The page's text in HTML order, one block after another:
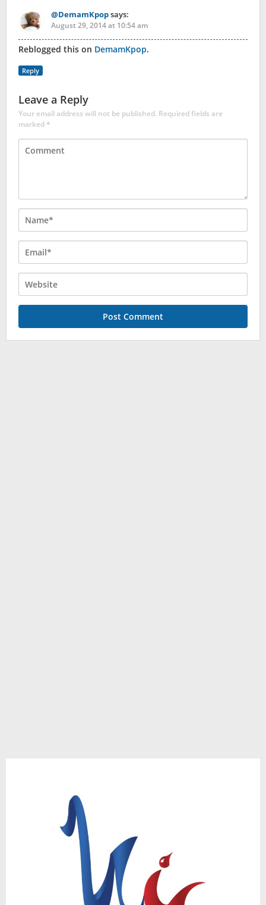
@DemamKpopsays:
August 29, 2014 at 10:54 am
Reblogged this on DemamKpop.
Reply
Leave a Reply
Your email address will not be published. Required fields are
marked*